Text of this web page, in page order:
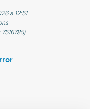
a 12:51
7516785)